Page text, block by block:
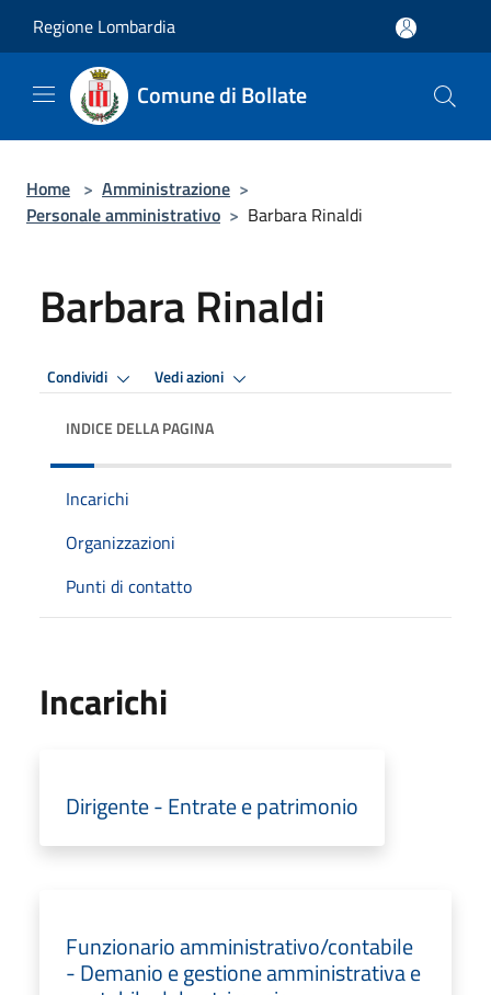
Regione Lombardia
Comune di Bollate
Home > Amministrazione >
Personale amministrativo > Barbara Rinaldi
Barbara Rinaldi
Condividi Vedi azioni
INDICE DELLA PAGINA
Incarichi
Organizzazioni
Punti di contatto
Incarichi
Dirigente - Entrate e patrimonio
Funzionario amministrativo/contabile
- Demanio e gestione amministrativa e